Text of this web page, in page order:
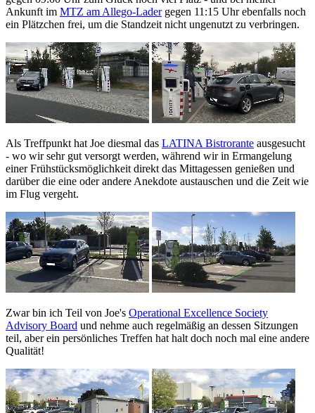
Ankunft im MTZ am Allego-Ladergegen 11:15 Uhr ebenfalls noch
ein Plätzchen frei, um die Standzeit nicht ungenutzt zu verbringen.
Als Treffpunkt hat Joe diesmal das LATINA Bistrorante ausgesucht
- wo wir sehr gut versorgt werden, während wir in Ermangelung
einer Frühstücksmöglichkeit direkt das Mittagessen genießen und
darüber die eine oder andere Anekdote austauschen und die Zeit wie
im Flug vergeht.
Zwar bin ich Teil von Joe's Operational Excellence Society
Advisory Board und nehme auch regelmäßig an dessen Sitzungen
teil, aber ein persönliches Treffen hat halt doch noch mal eine andere
Qualität!